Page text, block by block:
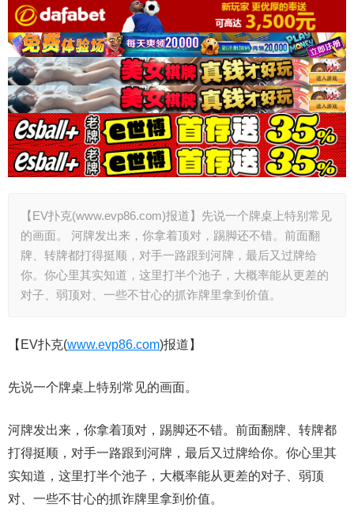
【EV扑克(www.evp86.com)报道】先说一个牌桌上特别常见
的画面。 河牌发出来，你拿着顶对，踢脚还不错。前面翻
牌、转牌都打得挺顺，对手一路跟到河牌，最后又过牌给
你。你心里其实知道，这里打半个池子，大概率能从更差的
对子、弱顶对、一些不甘心的抓诈牌里拿到价值。
【EV扑克(www.evp86.com)报道】
先说一个牌桌上特别常见的画面。
河牌发出来，你拿着顶对，踢脚还不错。前面翻牌、转牌都
打得挺顺，对手一路跟到河牌，最后又过牌给你。你心里其
实知道，这里打半个池子，大概率能从更差的对子、弱顶
对、一些不甘心的抓诈牌里拿到价值。